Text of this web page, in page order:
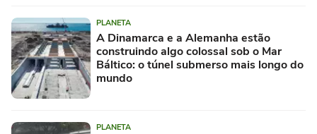
PLANETA
A Dinamarca e a Alemanha estão
construindo algo colossal sob o Mar
Báltico: o túnel submerso mais longo do
mundo
PLANETA